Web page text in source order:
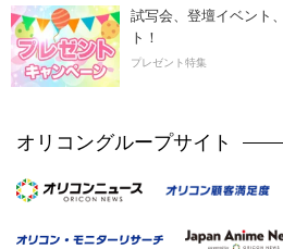
試写会、登壇イベント
ト！
プレゼント特集
オリコングループサイト